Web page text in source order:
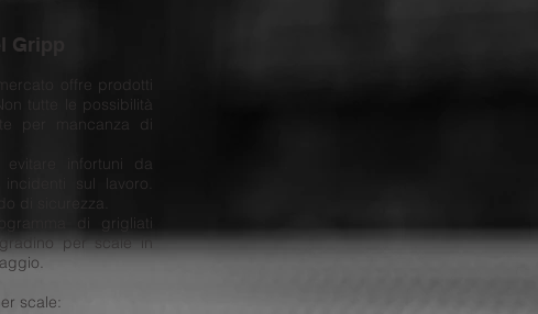
offre prodotti
tutte le possibilità
per mancanza di
evitare infortuni da
sul lavoro.
di sicurezza.
di grigliati
per scale in
scale: